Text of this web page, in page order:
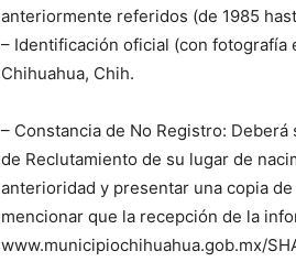
anteriormente referidos (de 1985
– Identificación oficial (con fotografía
Chihuahua, Chih.
– Constancia de No Registro:
de Reclutamiento de su lugar de
anterioridad y presentar una copia
mencionar que la recepción de la
www.municipiochihuahua.gob.mx/